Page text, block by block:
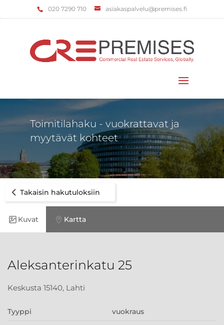
‌020 7290 710 asiakaspalvelu@premises.fi
Toimitilahaku - vuokrattavat ja
myytävät kohteet
Takaisin hakutuloksiin
Kuvat Kartta
Aleksanterinkatu 25
Keskusta 15140, Lahti
Tyyppi vuokraus